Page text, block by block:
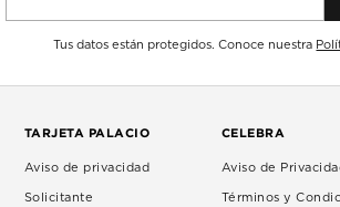
Tus datos están protegidos. Conoce nuestra
TARJETA PALACIO
Aviso de privacidad
Solicitante
CELEBRA
Aviso de
Términos y